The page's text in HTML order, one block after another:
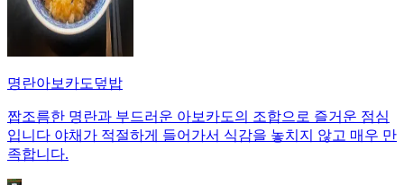
명란아보카도덮밥
짭조름한 명란과 부드러운 아보카도의 조합으로 즐거운 점심
입니다 야채가 적절하게 들어가서 식감을 놓치지 않고 매우 만
족합니다.